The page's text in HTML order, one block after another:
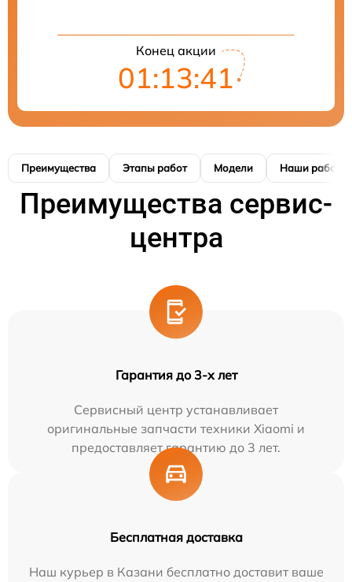
Конец акции
01:13:41
Преимущества Этапы работ Модели Наши работы
Преимущества сервис-
центра
Гарантия до 3-х лет
Сервисный центр устанавливает
оригинальные запчасти техники Xiaomi и
предоставляет гарантию до 3 лет.
Бесплатная доставка
Наш курьер в Казани бесплатно доставит ваше